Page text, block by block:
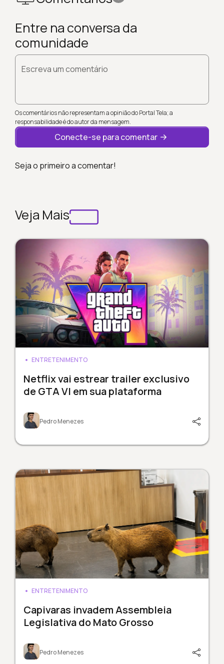
Entre na conversa da
comunidade
Escreva um comentário
Os comentários não representam a opinião do Portal Tela; a
responsabilidade é do autor da mensagem.
Conecte-se para comentar
Seja o primeiro a comentar!
Veja Mais
ENTRETENIMENTO
Netflix vai estrear trailer exclusivo
de GTA VI em sua plataforma
Pedro Menezes
ENTRETENIMENTO
Capivaras invadem Assembleia
Legislativa do Mato Grosso
Pedro Menezes